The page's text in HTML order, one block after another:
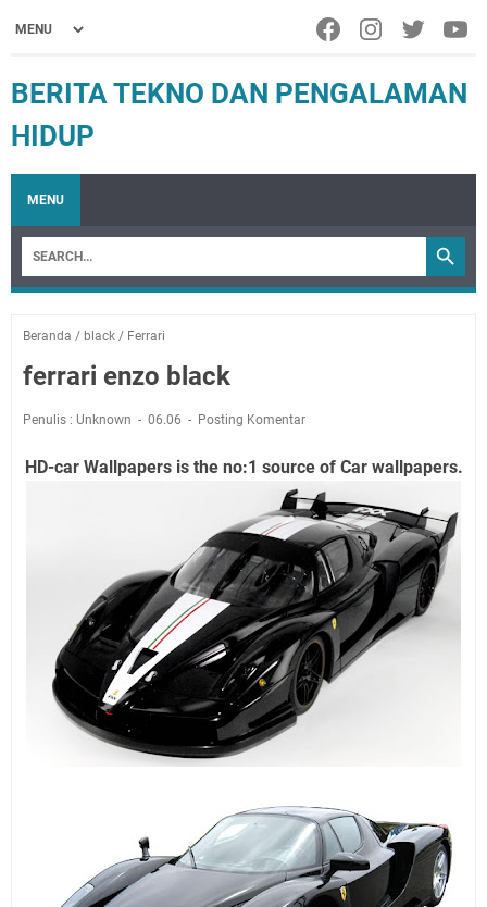
BERITA TEKNO DAN PENGALAMAN
HIDUP
MENU
Beranda / black / Ferrari
ferrari enzo black
Penulis : Unknown 06.06 Posting Komentar
HD-car Wallpapers is the no:1 source of Car wallpapers.